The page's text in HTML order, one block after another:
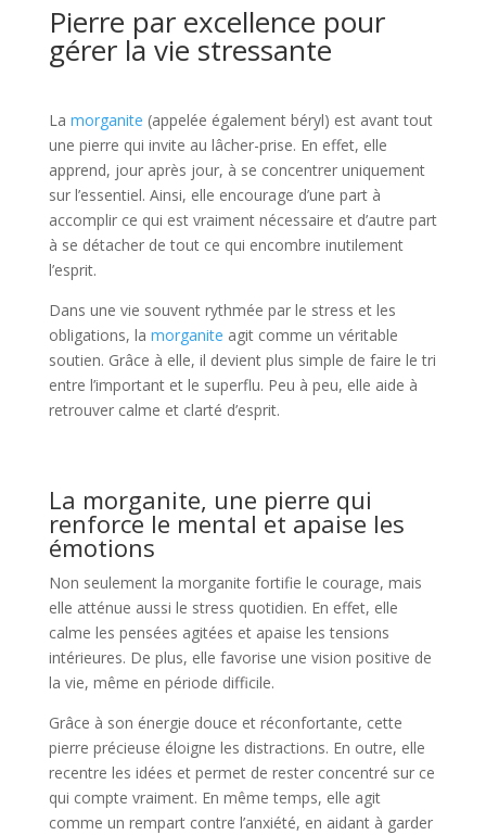
Pierre par excellence pour
gérer la vie stressante
La morganite (appelée également béryl) est avant tout
une pierre qui invite au lâcher-prise. En effet, elle
apprend, jour après jour, à se concentrer uniquement
sur l’essentiel. Ainsi, elle encourage d’une part à
accomplir ce qui est vraiment nécessaire et d’autre part
à se détacher de tout ce qui encombre inutilement
l’esprit.
Dans une vie souvent rythmée par le stress et les
obligations, la morganite agit comme un véritable
soutien. Grâce à elle, il devient plus simple de faire le tri
entre l’important et le superflu. Peu à peu, elle aide à
retrouver calme et clarté d’esprit.
La morganite, une pierre qui
renforce le mental et apaise les
émotions
Non seulement la morganite fortifie le courage, mais
elle atténue aussi le stress quotidien. En effet, elle
calme les pensées agitées et apaise les tensions
intérieures. De plus, elle favorise une vision positive de
la vie, même en période difficile.
Grâce à son énergie douce et réconfortante, cette
pierre précieuse éloigne les distractions. En outre, elle
recentre les idées et permet de rester concentré sur ce
qui compte vraiment. En même temps, elle agit
comme un rempart contre l’anxiété, en aidant à garder